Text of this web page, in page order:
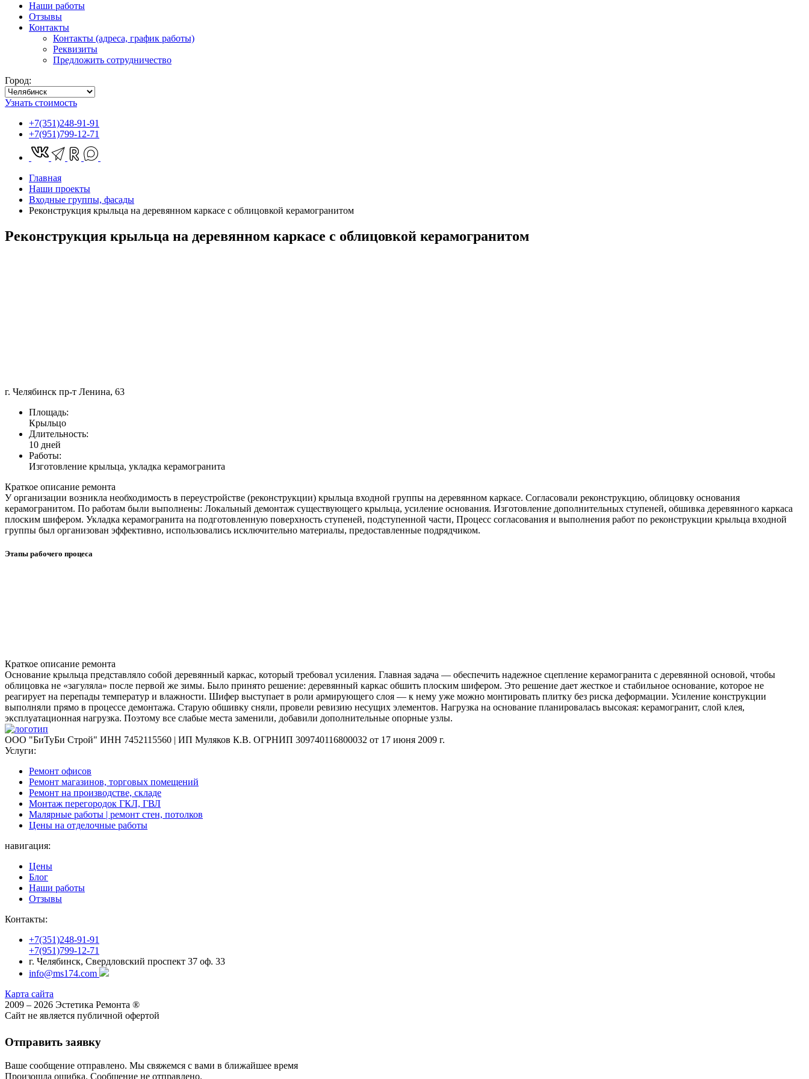
Наши работы
Отзывы
Контакты
Контакты (адреса, график работы)
Реквизиты
Предложить сотрудничество
Город:
Узнать стоимость
+7(351)248-91-91
+7(951)799-12-71
Главная
Наши проекты
Входные группы, фасады
Реконструкция крыльца на деревянном каркасе с облицовкой керамогранитом
Реконструкция крыльца на деревянном каркасе с облицовкой керамогранитом
г. Челябинск пр-т Ленина, 63
Площадь:
Крыльцо
Длительность:
10 дней
Работы:
Изготовление крыльца, укладка керамогранита
Краткое описание ремонта
У организации возникла необходимость в переустройстве (реконструкции) крыльца входной группы на деревянном каркасе. Согласовали реконструкцию, облицовку основания
керамогранитом. По работам были выполнены: Локальный демонтаж существующего крыльца, усиление основания. Изготовление дополнительных ступеней, обшивка деревянного каркаса
плоским шифером. Укладка керамогранита на подготовленную поверхность ступеней, подступенной части, Процесс согласования и выполнения работ по реконструкции крыльца входной
группы был организован эффективно, использовались исключительно материалы, предоставленные подрядчиком.
Этапы рабочего процеса
Краткое описание ремонта
Основание крыльца представляло собой деревянный каркас, который требовал усиления. Главная задача — обеспечить надежное сцепление керамогранита с деревянной основой, чтобы
облицовка не «загуляла» после первой же зимы. Было принято решение: деревянный каркас обшить плоским шифером. Это решение дает жесткое и стабильное основание, которое не
реагирует на перепады температур и влажности. Шифер выступает в роли армирующего слоя — к нему уже можно монтировать плитку без риска деформации. Усиление конструкции
выполняли прямо в процессе демонтажа. Старую обшивку сняли, провели ревизию несущих элементов. Нагрузка на основание планировалась высокая: керамогранит, слой клея,
эксплуатационная нагрузка. Поэтому все слабые места заменили, добавили дополнительные опорные узлы.
ООО "БиТуБи Строй" ИНН 7452115560 | ИП Муляков К.В. ОГРНИП 309740116800032 от 17 июня 2009 г.
Услуги:
Ремонт офисов
Ремонт магазинов, торговых помещений
Ремонт на производстве, складе
Монтаж перегородок ГКЛ, ГВЛ
Малярные работы | ремонт стен, потолков
Цены на отделочные работы
навигация:
Цены
Блог
Наши работы
Отзывы
Контакты:
+7(351)248-91-91
+7(951)799-12-71
г. Челябинск, Свердловский проспект 37 оф. 33
info@ms174.com
Карта сайта
2009 – 2026 Эстетика Ремонта ®
Сайт не является публичной офертой
Отправить заявку
Ваше сообщение отправлено. Мы свяжемся с вами в ближайшее время
Произошла ошибка. Сообщение не отправлено.